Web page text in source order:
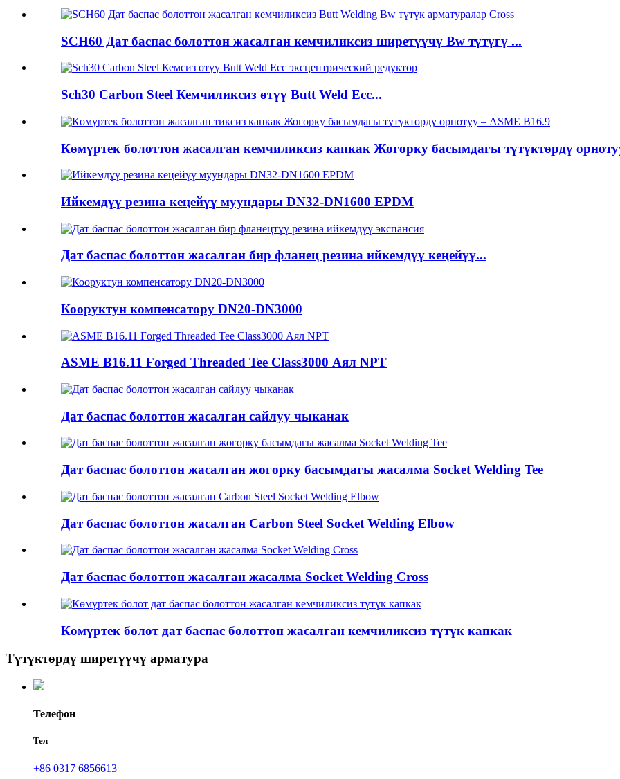
SCH60 Дат баспас болоттон жасалган кемчиликсиз ширетүүчү Bw түтүгү ...
Sch30 Carbon Steel Кемчиликсиз өтүү Butt Weld Ecc...
Көмүртек болоттон жасалган кемчиликсиз капкак Жогорку басымдагы түтүктөрдү
Ийкемдүү резина кеңейүү муундары DN32-DN1600 EPDM
Дат баспас болоттон жасалган бир фланец резина ийкемдүү кеңейүү...
Кооруктун компенсатору DN20-DN3000
ASME B16.11 Forged Threaded Tee Class3000 Аял NPT
Дат баспас болоттон жасалган сайлуу чыканак
Дат баспас болоттон жасалган жогорку басымдагы жасалма Socket Welding Tee
Дат баспас болоттон жасалган Carbon Steel Socket Welding Elbow
Дат баспас болоттон жасалган жасалма Socket Welding Cross
Көмүртек болот дат баспас болоттон жасалган кемчиликсиз түтүк капкак
Түтүктөрдү ширетүүчү арматура
Телефон
Тел
+86 0317 6856613